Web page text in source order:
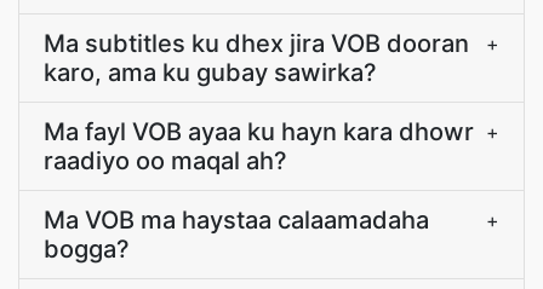
Ma subtitles ku dhex jira VOB dooran
karo, ama ku gubay sawirka?
+
Ma fayl VOB ayaa ku hayn kara dhowr
raadiyo oo maqal ah?
+
Ma VOB ma haystaa calaamadaha
bogga?
+